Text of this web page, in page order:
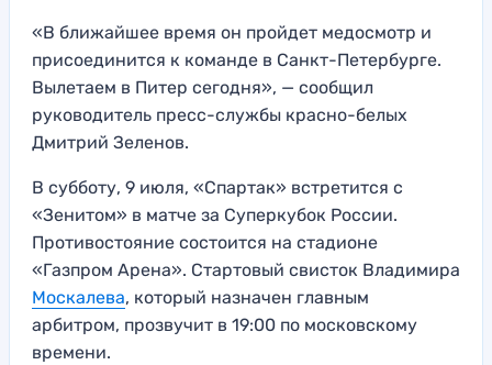
«В ближайшее время он пройдет медосмотр и
присоединится к команде в Санкт-Петербурге.
Вылетаем в Питер сегодня», — сообщил
руководитель пресс-службы красно-белых
Дмитрий Зеленов.
В субботу, 9 июля, «Спартак» встретится с
«Зенитом» в матче за Суперкубок России.
Противостояние состоится на стадионе
«Газпром Арена». Стартовый свисток Владимира
Москалева, который назначен главным
арбитром, прозвучит в 19:00 по московскому
времени.